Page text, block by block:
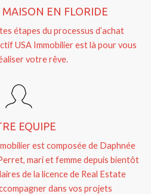
EN FLORIDE
étapes du processus d’achat
USA Immobilier est là pour vous
votre rêve.
EQUIPE
est composée de Daphnée
mari et femme depuis bientôt
de la licence de Real Estate
dans vos projets